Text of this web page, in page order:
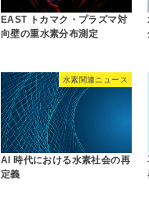
EAST トカマク・プラズマ対
向壁の重水素分布測定
水素関連ニュース
AI 時代における水素社会の再
定義